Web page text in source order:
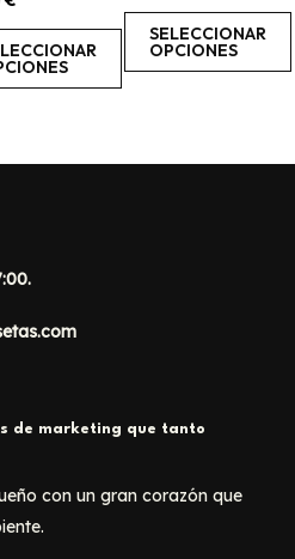
0
SELECCIONAR
OPCIONES
elegir
la
producto
de marketing que tanto
con un gran corazón que